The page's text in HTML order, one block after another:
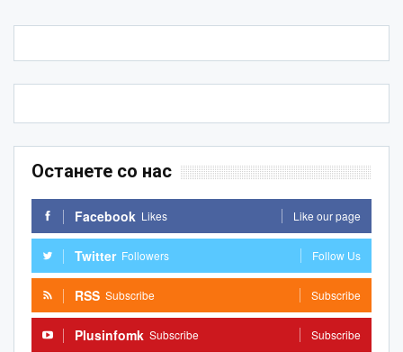
Останете со нас
Facebook Likes Like our page
Twitter Followers Follow Us
RSS Subscribe Subscribe
Plusinfomk Subscribe Subscribe